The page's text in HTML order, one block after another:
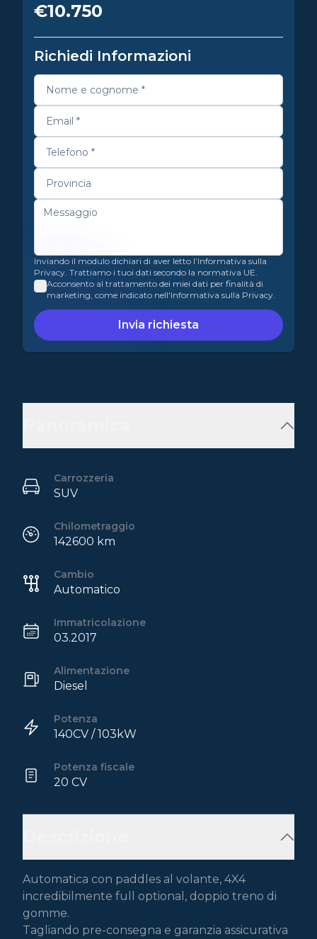
€10.750
Richiedi Informazioni
Inviando il modulo dichiari di aver letto l’Informativa sulla
Privacy. Trattiamo i tuoi dati secondo la normativa UE.
Acconsento al trattamento dei miei dati per finalità di
marketing, come indicato nell'Informativa sulla Privacy.
Invia richiesta
Carrozzeria
SUV
Chilometraggio
142600 km
Cambio
Automatico
Immatricolazione
03.2017
Alimentazione
Diesel
Potenza
140CV / 103kW
Potenza fiscale
20 CV
Automatica con paddles al volante, 4X4
incredibilmente full optional, doppio treno di
gomme.
Tagliando pre-consegna e garanzia assicurativa